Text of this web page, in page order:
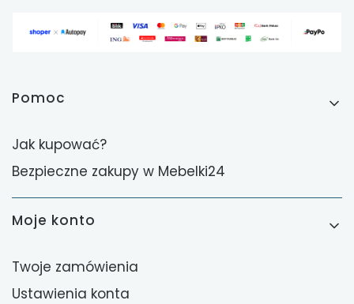
Linki w stopce
Pomoc
Jak kupować?
Bezpieczne zakupy w Mebelki24
Moje konto
Twoje zamówienia
Ustawienia konta